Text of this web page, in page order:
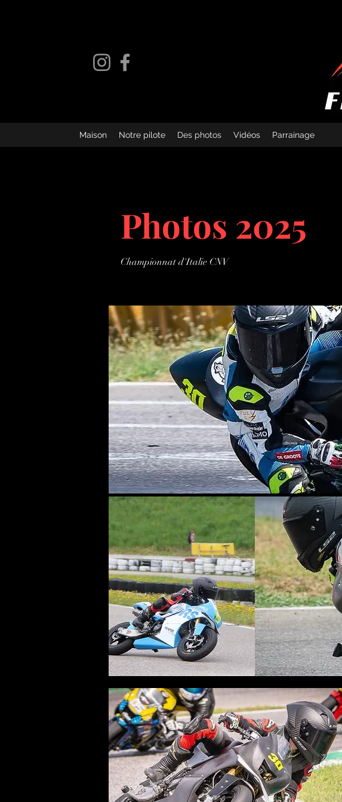
Maison Notre pilote Des photos Vidéos Parrainage
Photos 2025
Championnat d'Italie CNV